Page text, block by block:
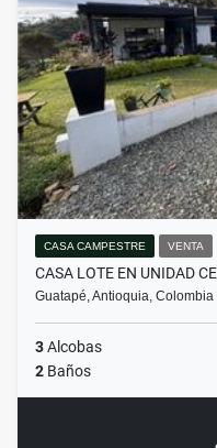
CASA CAMPESTRE VENTA
CASA LOTE EN UNIDAD
Guatapé, Antioquia, Colombia
3Alcobas
2 Baños